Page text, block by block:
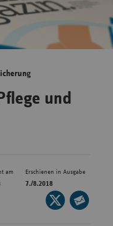
Hessen
und
am Erschienen in Ausgabe
7./8.2018
Seite
auf